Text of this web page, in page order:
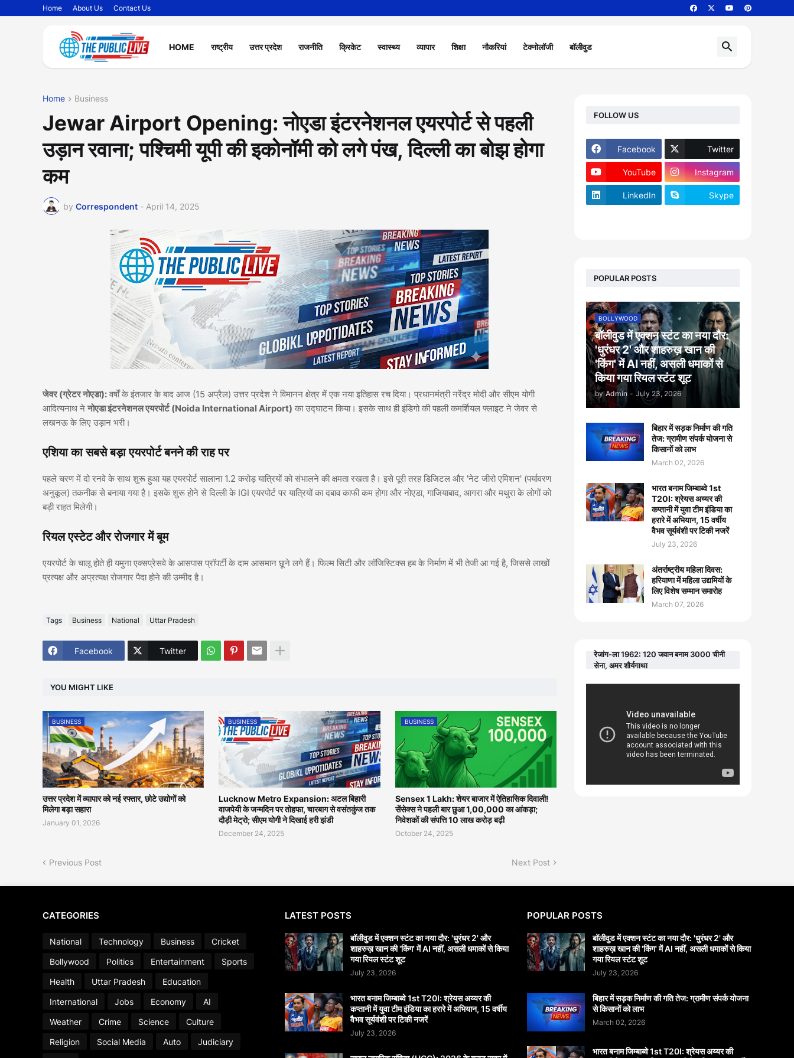
Home About Us Contact Us
HOME राष्ट्रीय उत्तर प्रदेश राजनीति क्रिकेट स्वास्थ्य व्यापार शिक्षा नौकरियां टेक्नोलॉजी बॉलीवुड
Home Business
Jewar Airport Opening: नोएडा इंटरनेशनल एयरपोर्ट से पहली
उड़ान रवाना; पश्चिमी यूपी की इकोनॉमी को लगे पंख, दिल्ली का बोझ होगा
कम
by Correspondent - April 14, 2025
जेवर (ग्रेटर नोएडा): वर्षों के इंतजार के बाद आज (15 अप्रैल) उत्तर प्रदेश ने विमानन क्षेत्र में एक नया इतिहास रच दिया। प्रधानमंत्री नरेंद्र मोदी और सीएम योगी
आदित्यनाथ ने नोएडा इंटरनेशनल एयरपोर्ट (Noida International Airport) का उद्घाटन किया। इसके साथ ही इंडिगो की पहली कमर्शियल फ्लाइट ने जेवर से
लखनऊ के लिए उड़ान भरी।
एशिया का सबसे बड़ा एयरपोर्ट बनने की राह पर
पहले चरण में दो रनवे के साथ शुरू हुआ यह एयरपोर्ट सालाना 1.2 करोड़ यात्रियों को संभालने की क्षमता रखता है। इसे पूरी तरह डिजिटल और 'नेट जीरो एमिशन' (पर्यावरण
अनुकूल) तकनीक से बनाया गया है। इसके शुरू होने से दिल्ली के IGI एयरपोर्ट पर यात्रियों का दबाव काफी कम होगा और नोएडा, गाजियाबाद, आगरा और मथुरा के लोगों को
बड़ी राहत मिलेगी।
रियल एस्टेट और रोजगार में बूम
एयरपोर्ट के चालू होते ही यमुना एक्सप्रेसवे के आसपास प्रॉपर्टी के दाम आसमान छूने लगे हैं। फिल्म सिटी और लॉजिस्टिक्स हब के निर्माण में भी तेजी आ गई है, जिससे लाखों
प्रत्यक्ष और अप्रत्यक्ष रोजगार पैदा होने की उम्मीद है।
Tags Business National Uttar Pradesh
Facebook Twitter
YOU MIGHT LIKE
BUSINESS
उत्तर प्रदेश में व्यापार को नई रफ्तार, छोटे उद्योगों को
मिलेगा बड़ा सहारा
January 01, 2026
BUSINESS
Lucknow Metro Expansion: अटल बिहारी
वाजपेयी के जन्मदिन पर तोहफा, चारबाग से वसंतकुंज तक
दौड़ी मेट्रो; सीएम योगी ने दिखाई हरी झंडी
December 24, 2025
BUSINESS
Sensex 1 Lakh: शेयर बाजार में ऐतिहासिक दिवाली!
सेंसेक्स ने पहली बार छुआ 1,00,000 का आंकड़ा;
निवेशकों की संपत्ति 10 लाख करोड़ बढ़ी
October 24, 2025
Previous Post Next Post
FOLLOW US
Facebook Twitter
YouTube Instagram
LinkedIn Skype
POPULAR POSTS
BOLLYWOOD
बॉलीवुड में एक्शन स्टंट का नया दौर:
'धुरंधर 2' और शाहरुख़ खान की
'किंग' में AI नहीं, असली धमाकों से
किया गया रियल स्टंट शूट
by Admin - July 23, 2026
बिहार में सड़क निर्माण की गति
तेज: ग्रामीण संपर्क योजना से
किसानों को लाभ
March 02, 2026
भारत बनाम जिम्बाब्वे 1st
T20I: श्रेयस अय्यर की
कप्तानी में युवा टीम इंडिया का
हरारे में अभियान, 15 वर्षीय
वैभव सूर्यवंशी पर टिकी नजरें
July 23, 2026
अंतर्राष्ट्रीय महिला दिवस:
हरियाणा में महिला उद्यमियों के
लिए विशेष सम्मान समारोह
March 07, 2026
रेजांग-ला 1962: 120 जवान बनाम 3000 चीनी
सेना, अमर शौर्यगाथा
CATEGORIES
National Technology Business
Cricket
Bollywood
Politics Entertainment
Sports
Health
Uttar Pradesh
Education
International
Jobs Economy
AI
Weather
Crime Science
Culture
Religion
Social Media Auto
Judiciary
LATEST POSTS
बॉलीवुड में एक्शन स्टंट का नया दौर: 'धुरंधर 2' और
शाहरुख़ खान की 'किंग' में AI नहीं, असली धमाकों से किया
गया रियल स्टंट शूट
July 23, 2026
भारत बनाम जिम्बाब्वे 1st T20I: श्रेयस अय्यर की
कप्तानी में युवा टीम इंडिया का हरारे में अभियान, 15 वर्षीय
वैभव सूर्यवंशी पर टिकी नजरें
July 23, 2026
POPULAR POSTS
बॉलीवुड में एक्शन स्टंट का नया दौर: 'धुरंधर 2' और
शाहरुख़ खान की 'किंग' में AI नहीं, असली धमाकों से किया
गया रियल स्टंट शूट
July 23, 2026
बिहार में सड़क निर्माण की गति तेज: ग्रामीण संपर्क योजना
से किसानों को लाभ
March 02, 2026
भारत बनाम जिम्बाब्वे 1st T20I: श्रेयस अय्यर की